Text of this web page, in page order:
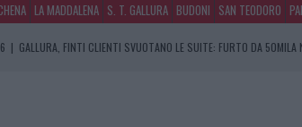
LA MADDALENA S. T. GALLURA BUDONI SAN TEODORO
| GALLURA, FINTI CLIENTI SVUOTANO LE SUITE: FURTO DA 50MILA